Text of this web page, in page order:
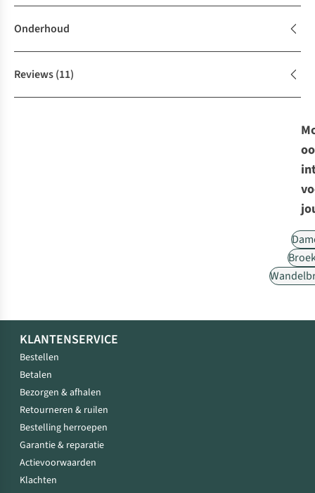
Onderhoud
Reviews(11)
KLANTENSERVICE
Bestellen
Betalen
Bezorgen & afhalen
Retourneren & ruilen
Bestelling herroepen
Garantie & reparatie
Actievoorwaarden
Klachten